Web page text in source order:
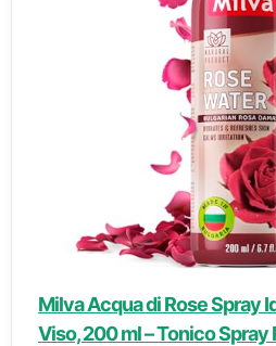
Milva Acqua di Rose Spray
Viso, 200 ml – Tonico